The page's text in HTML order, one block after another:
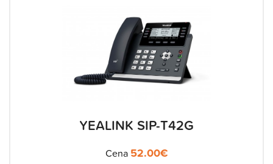
YEALINK SIP-T42G
Cena 52.00€